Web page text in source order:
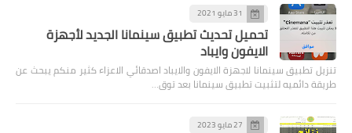
31 مايو 2021
تحميل تحديث تطبيق سينمانا الجديد لأجهزة
الايفون وايباد
تنزيل تطبيق سينمانا لاجهزة الايفون والايباد اصدقائي الاعزاء كثير منكم يبحث عن
طريقة دائميه لتثبيت تطبيق سينمانا بعد توق…
27 مايو 2023